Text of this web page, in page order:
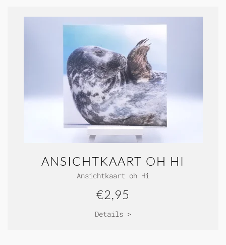
ANSICHTKAART OH HI
Ansichtkaart oh Hi
€2,95
Details >